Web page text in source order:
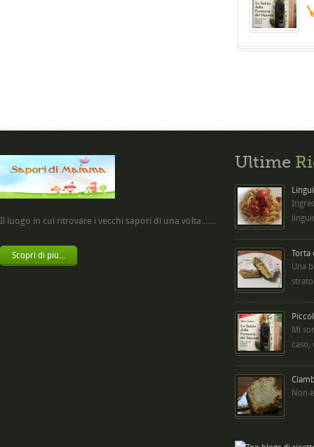
Il luogo in cui ritrovare i vecchi sapori di una volta.......
Scopri di più...
Ultime
Torta
Una
Mi
caso,
Non